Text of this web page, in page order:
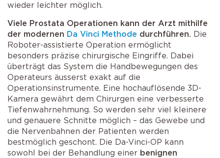
wieder leichter möglich.
Viele Prostata Operationen kann der Arzt mithilfe
der modernen Da Vinci Methode durchführen. Die
Roboter-assistierte Operation ermöglicht
besonders präzise chirurgische Eingriffe. Dabei
überträgt das System die Handbewegungen des
Operateurs äusserst exakt auf die
Operationsinstrumente. Eine hochauflösende 3D-
Kamera gewährt dem Chirurgen eine verbesserte
Tiefenwahrnehmung. So werden sehr viel kleinere
und genauere Schnitte möglich – das Gewebe und
die Nervenbahnen der Patienten werden
bestmöglich geschont. Die Da-Vinci-OP kann
sowohl bei der Behandlung einer benignen